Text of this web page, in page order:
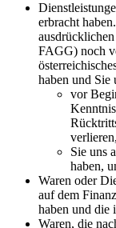
erbracht
FAGG) noch
haben und Sie
vor
Sie uns
haben,
Waren oder
auf dem
haben und die
Waren, die